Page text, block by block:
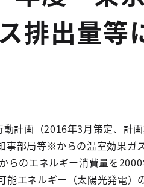
排出量等
計画（2016年3月策定、計
事部局等※からの温室効果ガ
らのエネルギー消費量を
エネルギー（太陽光発電）